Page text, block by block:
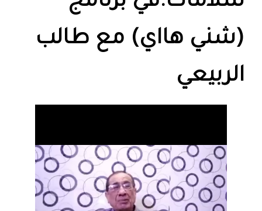
(شني هااي) مع طالب
الربيعي